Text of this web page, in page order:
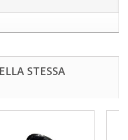
STESSA